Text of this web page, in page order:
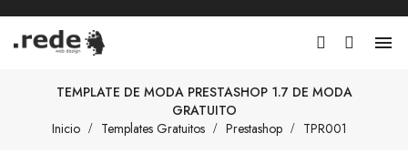

TEMPLATE DE MODA PRESTASHOP 1.7 DE MODA
GRATUITO
Inicio
Templates Gratuitos Prestashop TPR001